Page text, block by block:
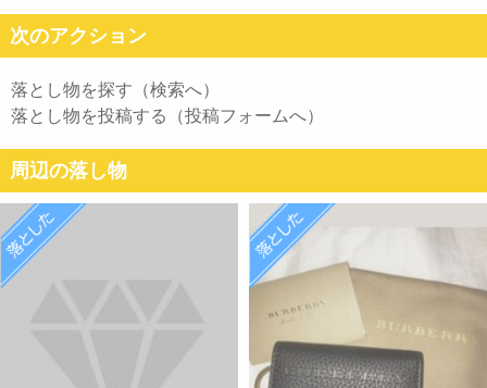
次のアクション
落とし物を探す（検索へ）
落とし物を投稿する（投稿フォームへ）
周辺の落し物